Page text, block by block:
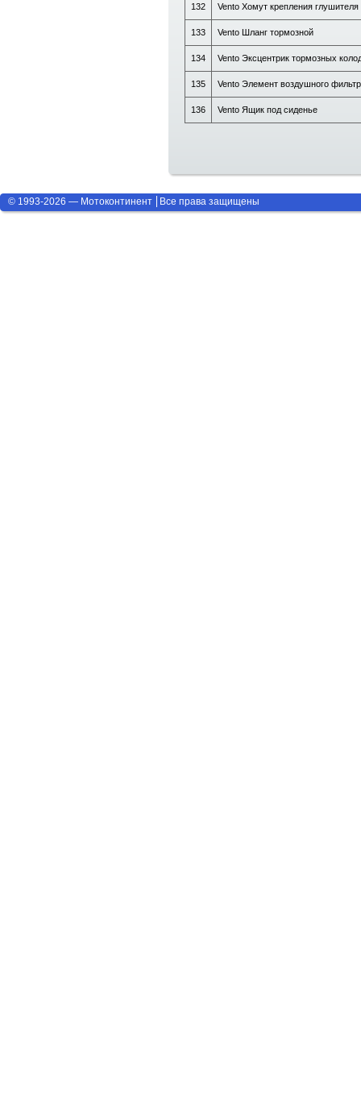
132 Vento Хомут крепления глушителя
133 Vento Шланг тормозной
134 Vento Эксцентрик тормозных
135 Vento Элемент воздушного
136 Vento Ящик под сиденье
© 1993-2026 — Мотоконтинент Все права защищены